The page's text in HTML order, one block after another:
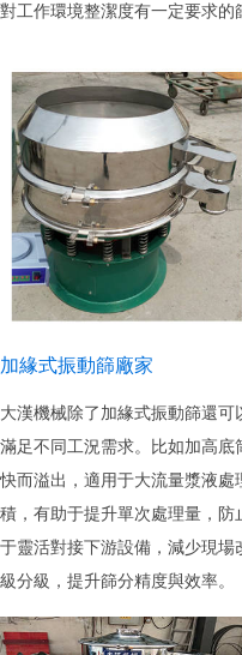
對工作環境整潔度有一定要求的
加緣式振動篩廠家
大漢機械除了加緣式振動篩還
滿足不同工況需求。比如加高
快而溢出，適用于大流量漿液
積，有助于提升單次處理量，
于靈活對接下游設備，減少現
級分級，提升篩分精度與效率。